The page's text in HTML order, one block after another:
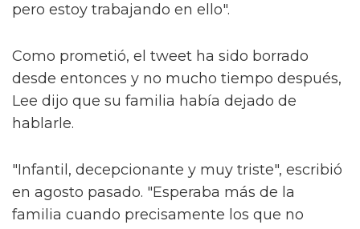
pero estoy trabajando en ello".
Como prometió, el tweet ha sido borrado
desde entonces y no mucho tiempo después,
Lee dijo que su familia había dejado de
hablarle.
"Infantil, decepcionante y muy triste", escribió
en agosto pasado. "Esperaba más de la
familia cuando precisamente los que no